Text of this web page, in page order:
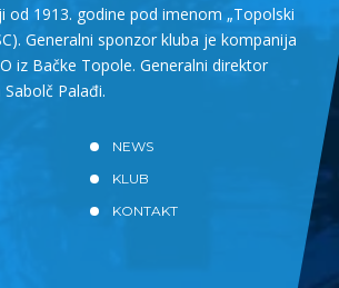
od 1913. godine pod imenom „Topolski
Generalni sponzor kluba je kompanija
iz Bačke Topole. Generalni direktor
Palađi.
NEWS
KLUB
KONTAKT